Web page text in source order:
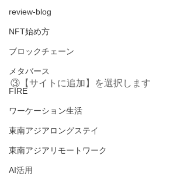
review-blog
NFT始め方
ブロックチェーン
メタバース
FIRE
ワーケーション生活
東南アジアロングステイ
東南アジアリモートワーク
AI活用
③【サイトに追加】を選択します